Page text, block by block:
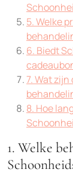
5. Welke
6. Biedt
7. Wat
8. Hoe
1. Welke